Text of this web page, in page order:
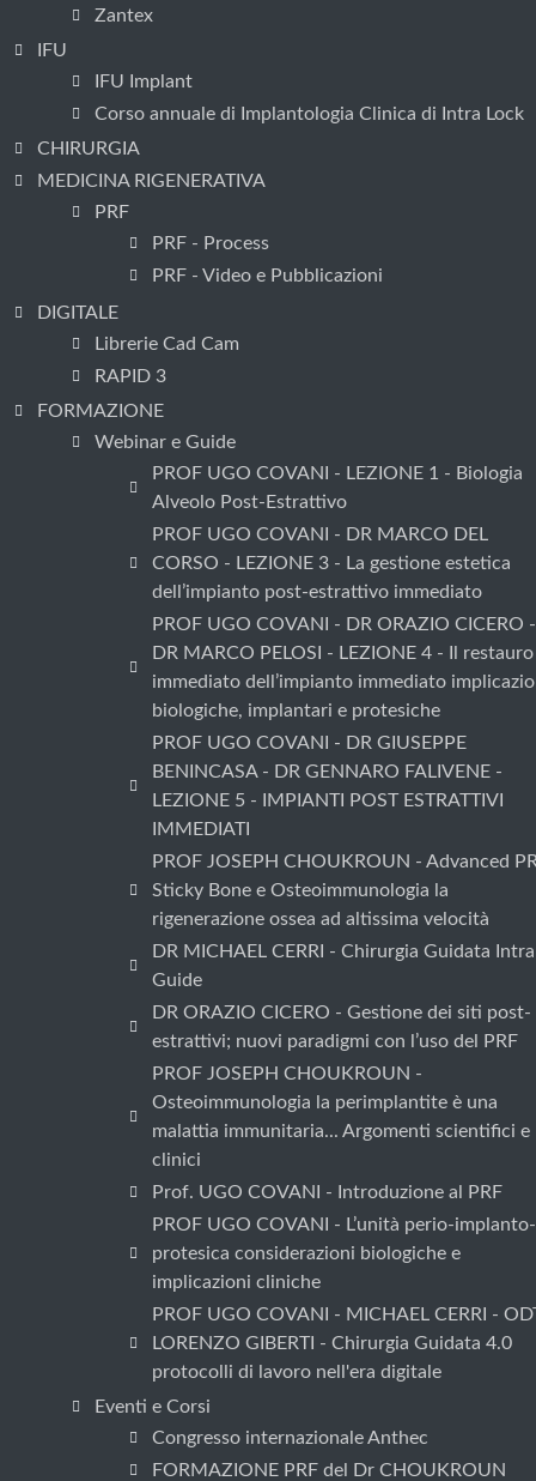
Zantex
IFU
IFU Implant
Corso annuale di Implantologia Clinica di Intra Lock
CHIRURGIA
MEDICINA RIGENERATIVA
PRF
PRF - Process
PRF - Video e Pubblicazioni
DIGITALE
Librerie Cad Cam
RAPID 3
FORMAZIONE
Webinar e Guide
PROF UGO COVANI - LEZIONE 1 - Biologia
Alveolo Post-Estrattivo
PROF UGO COVANI - DR MARCO DEL
CORSO - LEZIONE 3 - La gestione estetica
dell’impianto post-estrattivo immediato
PROF UGO COVANI - DR ORAZIO CICERO -
DR MARCO PELOSI - LEZIONE 4 - Il restauro
immediato dell’impianto immediato
biologiche, implantari e protesiche
PROF UGO COVANI - DR GIUSEPPE
BENINCASA - DR GENNARO FALIVENE -
LEZIONE 5 - IMPIANTI POST ESTRATTIVI
IMMEDIATI
PROF JOSEPH CHOUKROUN - Advanced
Sticky Bone e Osteoimmunologia la
rigenerazione ossea ad altissima velocità
DR MICHAEL CERRI - Chirurgia Guidata
Guide
DR ORAZIO CICERO - Gestione dei siti post-
estrattivi; nuovi paradigmi con l’uso del PRF
PROF JOSEPH CHOUKROUN -
Osteoimmunologia la perimplantite è una
malattia immunitaria... Argomenti scientifici e
clinici
Prof. UGO COVANI - Introduzione al PRF
PROF UGO COVANI - L’unità perio-implanto-
protesica considerazioni biologiche e
implicazioni cliniche
PROF UGO COVANI - MICHAEL CERRI -
LORENZO GIBERTI - Chirurgia Guidata 4.0
protocolli di lavoro nell'era digitale
Eventi e Corsi
Congresso internazionale Anthec
FORMAZIONE PRF del Dr CHOUKROUN